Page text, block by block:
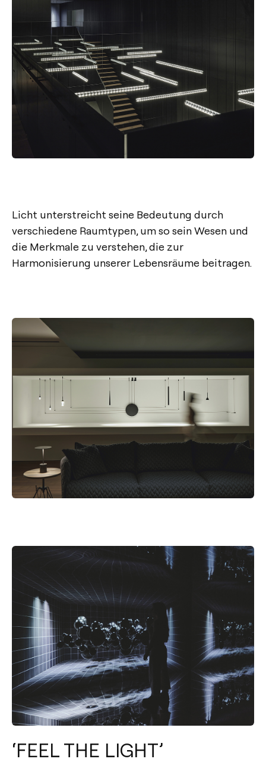
Licht unterstreicht seine Bedeutung durch
verschiedene Raumtypen, um so sein Wesen und
die Merkmale zu verstehen, die zur
Harmonisierung unserer Lebensräume beitragen.
‘FEEL THE LIGHT’